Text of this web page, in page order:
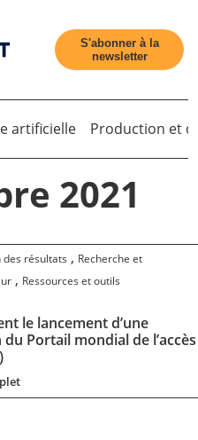
S'abonner à la
newsletter
artificielle Production et
2021
résultats , Recherche et
, Ressources et outils
le lancement d’une
Portail mondial de l’accès